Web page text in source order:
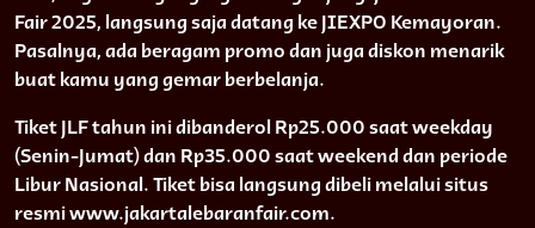
Fair 2025, langsung saja datang ke JIEXPO Kemayoran.
Pasalnya, ada beragam promo dan juga diskon menarik
buat kamu yang gemar berbelanja.
Tiket JLF tahun ini dibanderol Rp25.000 saat weekday
(Senin-Jumat) dan Rp35.000 saat weekend dan periode
Libur Nasional. Tiket bisa langsung dibeli melalui situs
resmi www.jakartalebaranfair.com.